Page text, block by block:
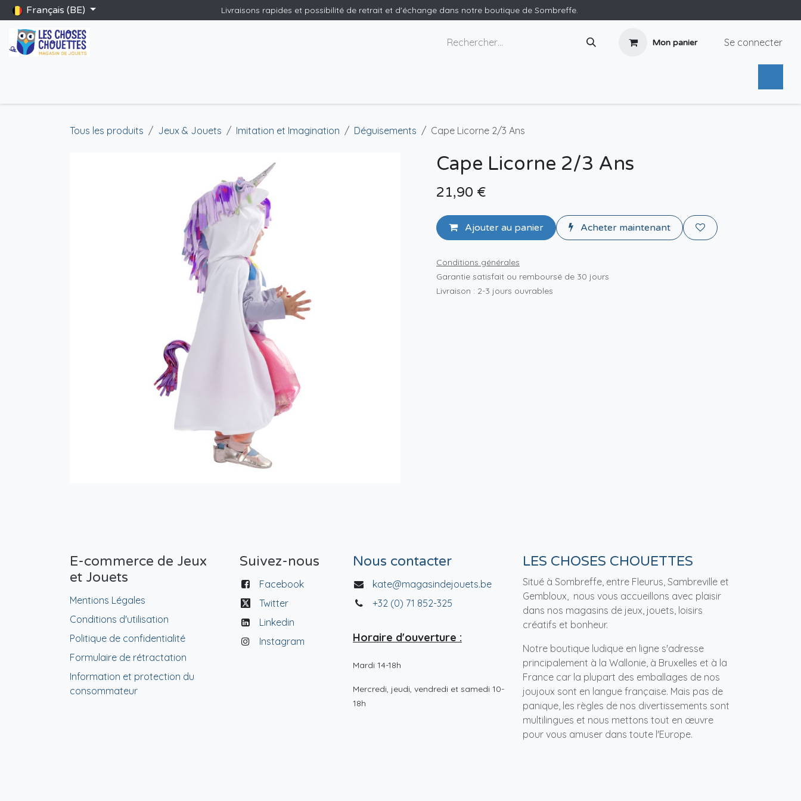
Se rendre au contenu
Français (BE) Livraisons rapides et possibilité de retrait et d'échange dans notre boutique de Sombreffe.
Mon panier Se connecter
Tous les produits Jeux & Jouets Imitation et Imagination Déguisements Cape Licorne 2/3 Ans
Cape Licorne 2/3 Ans
21,90 €
Ajouter au panier Acheter maintenant
Conditions générales
Garantie satisfait ou remboursé de 30 jours
Livraison : 2-3 jours ouvrables
E-commerce de Jeux
et Jouets
Mentions Légales
Conditions d'utilisation
Politique de confidentialité
Formulaire de rétractation
Information et protection du
consommateur
Suivez-nous
Facebook
Twitter
Linkedin
Instagram
Nous contacter
kate@magasindejouets.be
+32 (0) 71 852-325
Horaire d'ouverture :
Mardi 14-18h
Mercredi, jeudi, vendredi et samedi 10-
18h
LES CHOSES CHOUETTES
Situé à Sombreffe, entre Fleurus, Sambreville et
Gembloux, nous vous accueillons avec plaisir
dans nos magasins de jeux, jouets, loisirs
créatifs et bonheur.
Notre boutique ludique en ligne s'adresse
principalement à la Wallonie, à Bruxelles et à la
France car la plupart des emballages de nos
joujoux sont en langue française. Mais pas de
panique, les règles de nos divertissements sont
multilingues et nous mettons tout en œuvre
pour vous amuser dans toute l'Europe.